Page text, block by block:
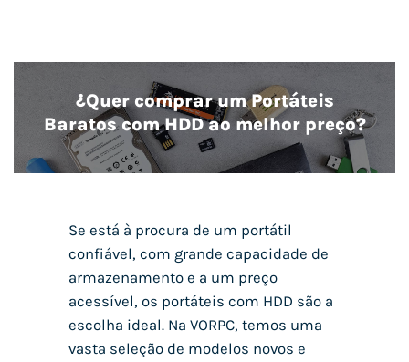
¿Quer comprar um Portáteis
Baratos com HDD ao melhor preço?
Se está à procura de um portátil
confiável, com grande capacidade de
armazenamento e a um preço
acessível, os portáteis com HDD são a
escolha ideal. Na VORPC, temos uma
vasta seleção de modelos novos e